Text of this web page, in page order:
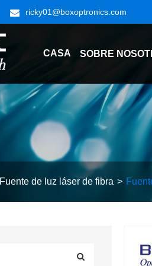
ricky01@boxoptronics.com
CASA SOBRE
Fuente de luz láser de fibra